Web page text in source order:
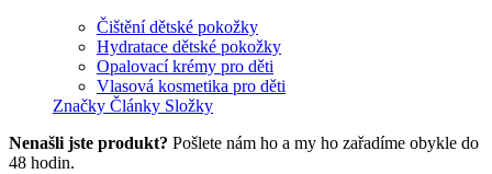
Čištění dětské pokožky
Hydratace dětské pokožky
Opalovací krémy pro děti
Vlasová kosmetika pro děti
Značky Články Složky
Nenašli jste produkt? Pošlete nám ho a my ho zařadíme obykle do
48 hodin.